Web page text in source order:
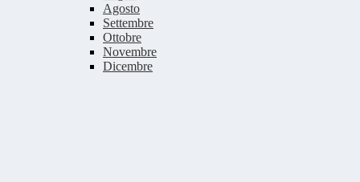
Agosto
Settembre
Ottobre
Novembre
Dicembre